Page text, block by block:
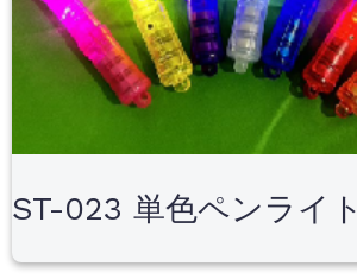
ST-023 単色ペンライト